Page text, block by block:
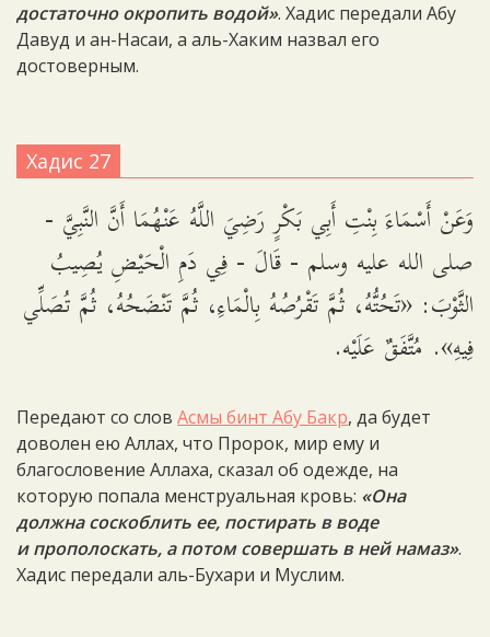
достаточно окропить водой». Хадис передали Абу
Давуд и ан-Насаи, а аль-Хаким назвал его
достоверным.
Хадис 27
وَعَنْ أَسْمَاءَ بِنْتِ أَبِي بَكْرٍ رَضِيَ اللَّهُ عَنْهُمَا أَنَّ النَّبِيَّ -
صلى الله عليه وسلم - قَالَ - فِي دَمِ الْحَيْضِ يُصِيبُ
الثَّوْبَ: «تَحُتُّهُ، ثُمَّ تَقْرُصُهُ بِالْمَاءِ، ثُمَّ تَنْضَحُهُ، ثُمَّ تُصَلِّي
فِيهِ». مُتَّفَقٌ عَلَيْه.
Передают со слов Асмы бинт Абу Бакр, да будет
доволен ею Аллах, что Пророк, мир ему и
благословение Аллаха, сказал об одежде, на
которую попала менструальная кровь: «Она
должна соскоблить ее, постирать в воде
и прополоскать, а потом совершать в ней намаз».
Хадис передали аль-Бухари и Муслим.